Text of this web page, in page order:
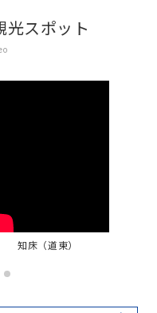
光スポット
知床（道東）
5